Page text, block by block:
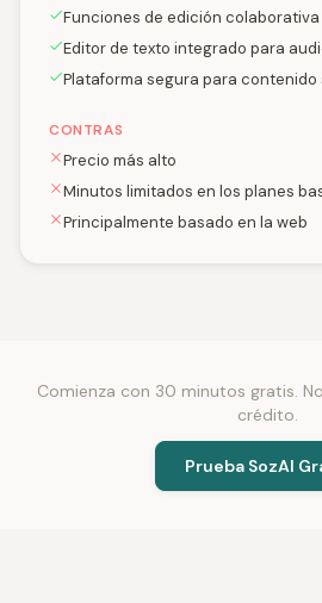
Funciones de edición colaborativa
Editor de texto integrado para
Plataforma segura para contenido
CONTRAS
Precio más alto
Minutos limitados en los planes
Principalmente basado en la web
Comienza con 30 minutos gratis.
crédito.
Prueba SozAI